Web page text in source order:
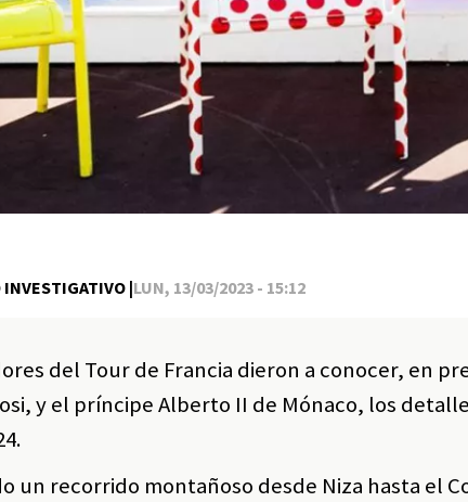
|LUN, 13/03/2023 - 15:12
del Tour de Francia dieron a conocer, en
y el príncipe Alberto II de Mónaco, los
un recorrido montañoso desde Niza hasta el